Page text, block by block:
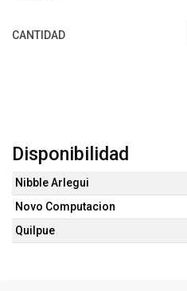
CANTIDAD
Disponibilidad
Nibble Arlegui
Novo Computacion
Quilpue